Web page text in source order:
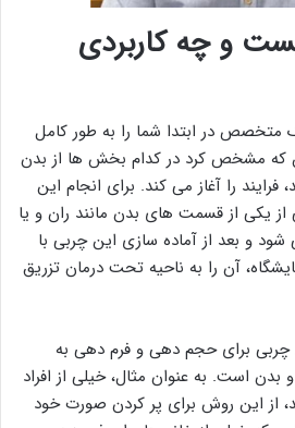
و چه کاربردی
در ابتدا شما را به طور کامل
که مشخص کرد در کدام بخش ها از بدن
فرایند را آغاز می کند. برای انجام این
از یکی از قسمت های بدن مانند ران و یا
و بعد از آماده سازی این چربی با
آن را به ناحیه تحت درمان تزریق
چربی برای حجم دهی و فرم دهی به
است. به عنوان مثال، خیلی از افراد
از این روش برای پر کردن صورت خود